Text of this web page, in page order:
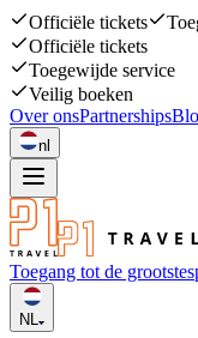
Officiële tickets
Officiële tickets
Toegewijde service
Veilig boeken
Over onsPartnerships
nl
Toegang tot de grootste
NL